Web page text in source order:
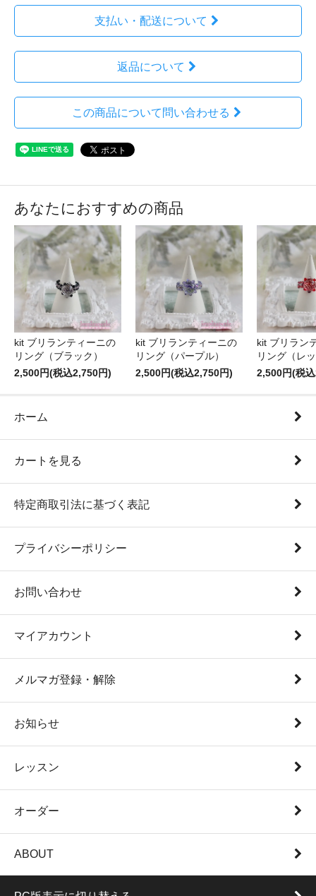
支払い・配送について
返品について
この商品について問い合わせる
あなたにおすすめの商品
kit ブリランティーニの
リング（ブラック）
2,500円(税込2,750円)
kit ブリランティーニの
リング（パープル）
2,500円(税込2,750円)
kit ブリラン
リング（レ
2,500円(税
ホーム
カートを見る
特定商取引法に基づく表記
プライバシーポリシー
お問い合わせ
マイアカウント
メルマガ登録・解除
お知らせ
レッスン
オーダー
ABOUT